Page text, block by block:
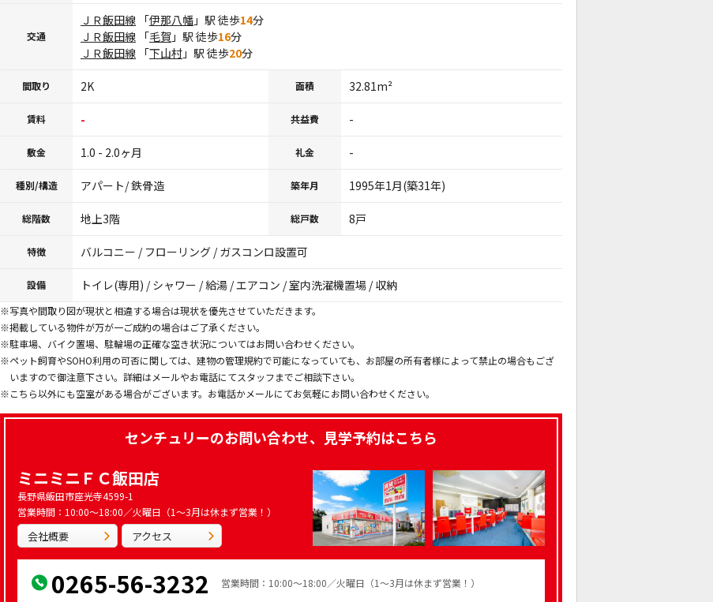
交通
ＪＲ飯田線 「伊那八幡 」駅 徒歩14分
ＪＲ飯田線 「毛賀 」駅 徒歩16分
ＪＲ飯田線 「下山村 」駅 徒歩20分
間取り 2K 面積 32.81m²
賃料 - 共益費 -
敷金 1.0 - 2.0ヶ月 礼金 -
種別/構造 アパート/ 鉄骨造 築年月 1995年1月(築31年)
総階数 地上3階 総戸数 8戸
特徴 バルコニー / フローリング / ガスコンロ設置可
設備 トイレ(専用) / シャワー / 給湯 / エアコン / 室内洗濯機置場 / 収納
※写真や間取り図が現状と相違する場合は現状を優先させていただきます。
※掲載している物件が万が一ご成約の場合はご了承ください。
※駐車場、バイク置場、駐輪場の正確な空き状況についてはお問い合わせください。
※ペット飼育やSOHO利用の可否に関しては、建物の管理規約で可能になっていても、お部屋の所有者様によって禁止の場合もござ
いますので御注意下さい。詳細はメールやお電話にてスタッフまでご相談下さい。
※こちら以外にも空室がある場合がございます。お電話かメールにてお気軽にお問い合わせください。
センチュリーのお問い合わせ、見学予約はこちら
ミニミニＦＣ飯田店
長野県飯田市座光寺4599-1
営業時間：10:00～18:00／火曜日（1～3月は休まず営業！）
会社概要 アクセス
0265-56-3232 営業時間：10:00～18:00／火曜日（1～3月は休まず営業！）